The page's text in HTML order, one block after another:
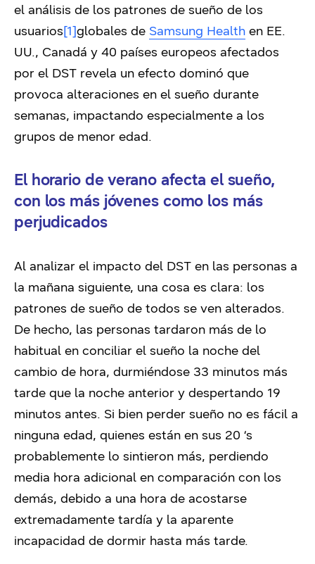
el análisis de los patrones de sueño de los
usuarios[1]globales de Samsung Health en EE.
UU., Canadá y 40 países europeos afectados
por el DST revela un efecto dominó que
provoca alteraciones en el sueño durante
semanas, impactando especialmente a los
grupos de menor edad.
El horario de verano afecta el sueño,
con los más jóvenes como los más
perjudicados
Al analizar el impacto del DST en las personas a
la mañana siguiente, una cosa es clara: los
patrones de sueño de todos se ven alterados.
De hecho, las personas tardaron más de lo
habitual en conciliar el sueño la noche del
cambio de hora, durmiéndose 33 minutos más
tarde que la noche anterior y despertando 19
minutos antes. Si bien perder sueño no es fácil a
ninguna edad, quienes están en sus 20 ‘s
probablemente lo sintieron más, perdiendo
media hora adicional en comparación con los
demás, debido a una hora de acostarse
extremadamente tardía y la aparente
incapacidad de dormir hasta más tarde.